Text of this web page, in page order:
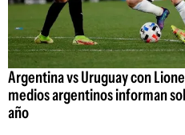
Argentina vs Uruguay con
medios argentinos informan
año